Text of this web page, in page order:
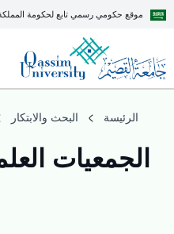
موقع حكومي رسمي تابع لحكومة المملكة
الرئيسة البحث والابتكار
الجمعيات